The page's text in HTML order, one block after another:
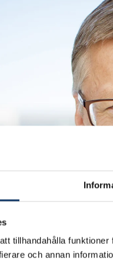
tillhandahålla
och annan